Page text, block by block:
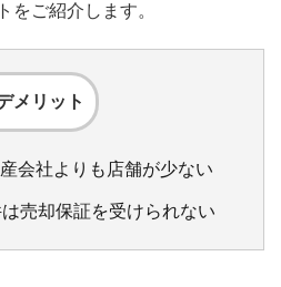
をご紹介します。
メリット
会社よりも店舗が少ない
売却保証を受けられない